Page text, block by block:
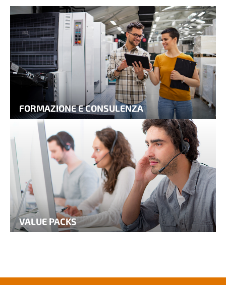
FORMAZIONE E CONSULENZA
VALUE PACKS